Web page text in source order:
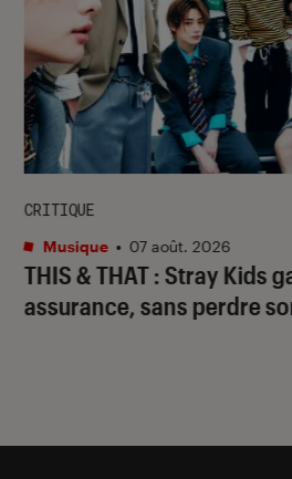
THIS & THAT: Stray Kids
assurance, sans perdre
CRITIQUE
Musique • 07 août. 2026